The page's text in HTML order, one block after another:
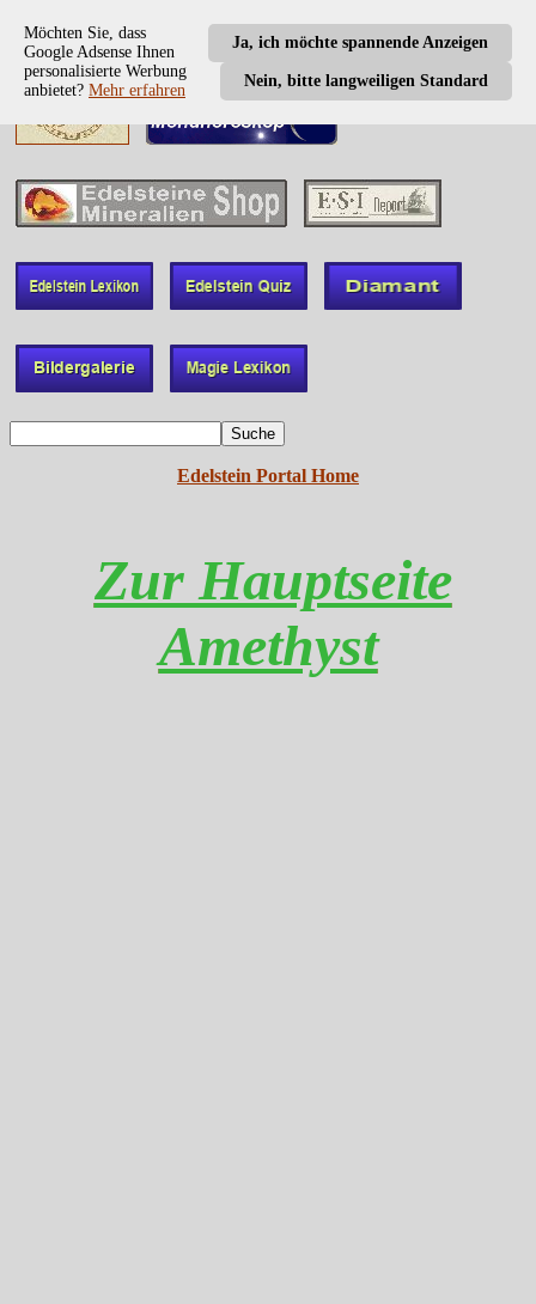
Ja, ich möchte spannende Anzeigen
Nein, bitte langweiligen Standard
Möchten Sie, dass
Google Adsense Ihnen
personalisierte Werbung
anbietet? Mehr erfahren
Edelstein Portal Home
Zur Hauptseite
Amethyst